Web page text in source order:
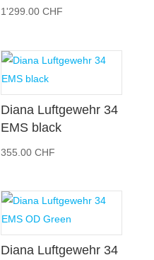
1'299.00CHF
Diana Luftgewehr 34
EMS black
355.00CHF
Diana Luftgewehr 34